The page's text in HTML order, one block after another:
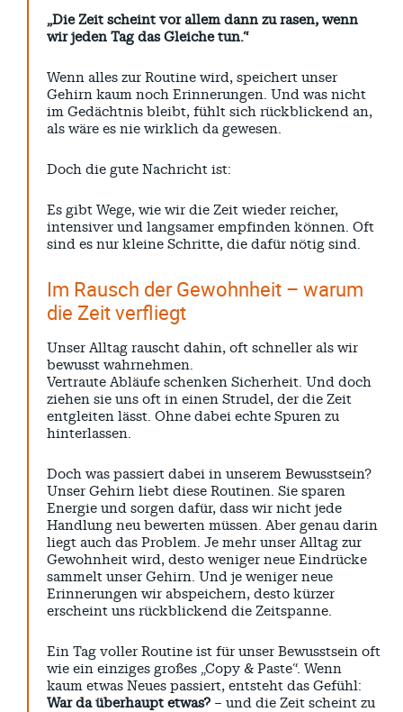
Juni 2026
Mai 2026
März 2026
Februar 2026
Search
„Die Zeit scheint vor allem dann zu rasen, wenn
wir jeden Tag das Gleiche tun.“
Wenn alles zur Routine wird, speichert unser
Gehirn kaum noch Erinnerungen. Und was nicht
im Gedächtnis bleibt, fühlt sich rückblickend an,
als wäre es nie wirklich da gewesen.
Doch die gute Nachricht ist:
Es gibt Wege, wie wir die Zeit wieder reicher,
intensiver und langsamer empfinden können. Oft
sind es nur kleine Schritte, die dafür nötig sind.
Im Rausch der Gewohnheit – warum
die Zeit verfliegt
Unser Alltag rauscht dahin, oft schneller als wir
bewusst wahrnehmen.
Vertraute Abläufe schenken Sicherheit. Und doch
ziehen sie uns oft in einen Strudel, der die Zeit
entgleiten lässt. Ohne dabei echte Spuren zu
hinterlassen.
Doch was passiert dabei in unserem Bewusstsein?
Unser Gehirn liebt diese Routinen. Sie sparen
Energie und sorgen dafür, dass wir nicht jede
Handlung neu bewerten müssen. Aber genau darin
liegt auch das Problem. Je mehr unser Alltag zur
Gewohnheit wird, desto weniger neue Eindrücke
sammelt unser Gehirn. Und je weniger neue
Erinnerungen wir abspeichern, desto kürzer
erscheint uns rückblickend die Zeitspanne.
Ein Tag voller Routine ist für unser Bewusstsein oft
wie ein einziges großes „Copy & Paste“. Wenn
kaum etwas Neues passiert, entsteht das Gefühl:
War da überhaupt etwas? – und die Zeit scheint zu